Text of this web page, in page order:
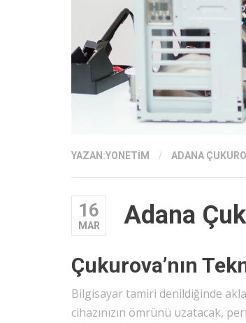
YAZAN:YONETIM / ADANA
16
MAR Adana
Çukurova’nın
Bilgisayar tamiri denildiğinde
cihazınızın ömrünü uzatacak,